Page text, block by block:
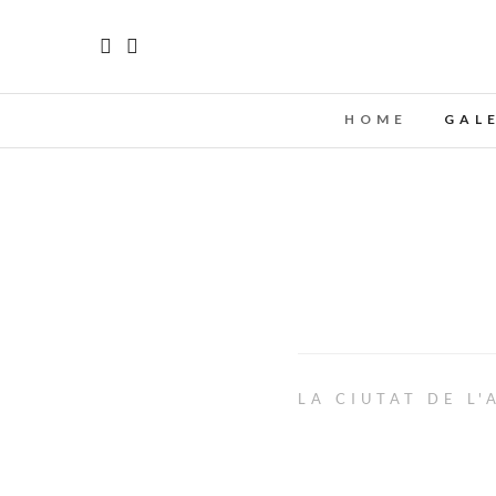
HOME
LA CIUTAT DE